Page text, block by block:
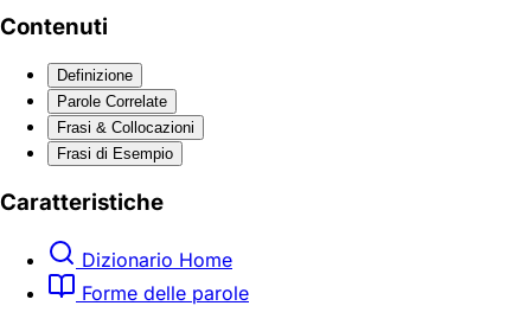
Contenuti
Definizione
Parole Correlate
Frasi & Collocazioni
Frasi di Esempio
Caratteristiche
Dizionario Home
Forme delle parole